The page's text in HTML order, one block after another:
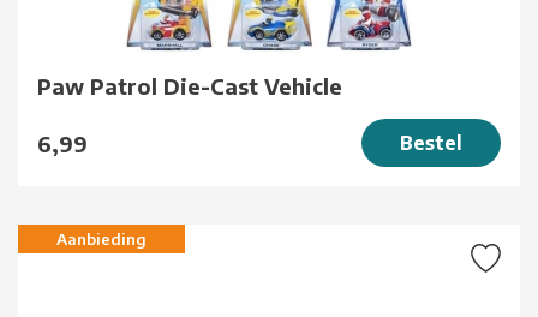
Paw Patrol Die-Cast Vehicle
6,99 Bestel
Aanbieding